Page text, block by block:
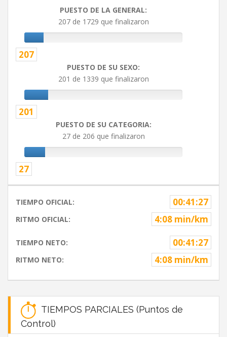
PUESTO DE LA GENERAL:
207 de 1729 que finalizaron
207
PUESTO DE SU SEXO:
201 de 1339 que finalizaron
201
PUESTO DE SU CATEGORIA:
27 de 206 que finalizaron
27
TIEMPO OFICIAL: 00:41:27
RITMO OFICIAL: 4:08 min/km
TIEMPO NETO: 00:41:27
RITMO NETO: 4:08 min/km
TIEMPOS PARCIALES (Puntos de
Control)